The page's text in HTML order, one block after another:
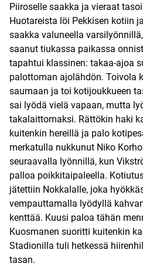
Piiroselle saakka ja vieraat
Huotareista löi Pekkisen kotiin
saakka valuneella
saanut tiukassa paikassa
tapahtui klassinen: takaa-ajoa
palottoman ajolähdön. Toivola
saumaan ja toi kotijoukkueen
sai lyödä vielä vapaan, mutta
takalaittomaksi. Rättökin haki
kuitenkin hereillä ja palo
merkatulla nukkunut Niko
seuraavalla lyönnillä, kun
palloa poikkitaipaleella.
jätettiin Nokkalalle, joka
vempauttamalla lyödyllä
kenttää. Kuusi paloa tähän
Kuosmanen suoritti kuitenkin
Stadionilla tuli hetkessä
tasan.